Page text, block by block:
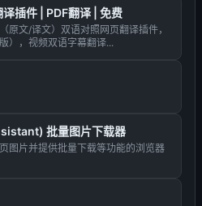
插件 | PDF翻译 | 免费
原文/译文）双语对照网页翻译插件，
），视频双语字幕翻译...
批量图片下载器
图片并提供批量下载等功能的浏览器